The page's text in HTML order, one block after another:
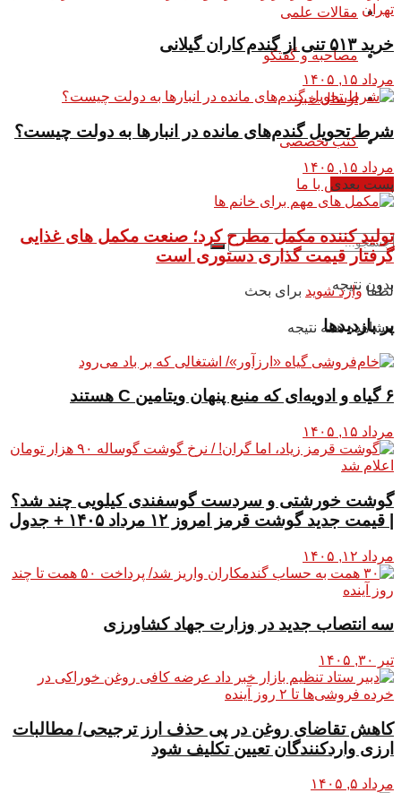
مقالات علمی
مصاحبه و گفتگو
ارسال خبر
کتب تخصصی
تماس با ما
بدون نتیجه
مشاهده همه نتیجه
خرید ۵۱۳ تنی از گندم کاران گیلانی
مرداد ۱۵, ۱۴۰۵
شرط تحویل گندم‌های مانده در انبار‌ها به دولت چیست؟
مرداد ۱۵, ۱۴۰۵
پست بعدی
تولید کننده مکمل مطرح کرد؛ صنعت مکمل های غذایی
گرفتار قیمت گذاری دستوری است
لطفا وارد شوید برای بحث
پر بازدیدها
۶ گیاه و ادویه‌ای که منبع پنهان ویتامین C هستند
مرداد ۱۵, ۱۴۰۵
گوشت خورشتی و سردست گوسفندی کیلویی چند شد؟
| قیمت جدید گوشت قرمز امروز ۱۲ مرداد ۱۴۰۵ + جدول
مرداد ۱۲, ۱۴۰۵
سه انتصاب جدید در وزارت جهاد کشاورزی
تیر ۳۰, ۱۴۰۵
کاهش تقاضای روغن در پی حذف ارز ترجیحی/ مطالبات
ارزی واردکنندگان تعیین تکلیف شود
مرداد ۵, ۱۴۰۵